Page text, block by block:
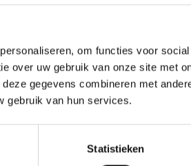
om functies voor
over uw gebruik van onze site met
gegevens combineren met
gebruik van hun services.
Statistieken
Berlo bedrijfsvloeren ziet het dan ook als deel
voor haar relaties. Dat hierbij een 100%
vind Van Berlo bedrijfsvloeren als
worden aan sterke continuïteit. Zoals ook
is men steeds met een hoge standaard en
voor de samenleving van toepassing en